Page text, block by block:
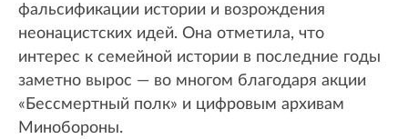
фальсификации истории и возрождения
неонацистских идей. Она отметила, что
интерес к семейной истории в последние годы
заметно вырос — во многом благодаря акции
«Бессмертный полк» и цифровым архивам
Минобороны.